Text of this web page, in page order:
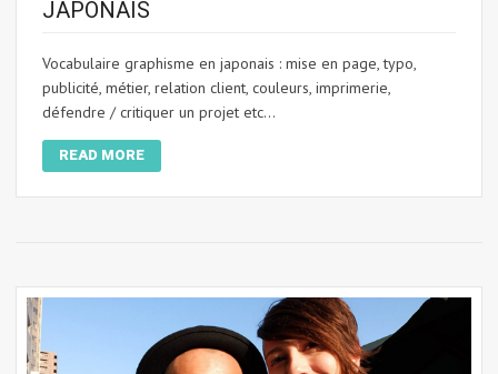
JAPONAIS
Vocabulaire graphisme en japonais : mise en page, typo,
publicité, métier, relation client, couleurs, imprimerie,
défendre / critiquer un projet etc...
READ MORE